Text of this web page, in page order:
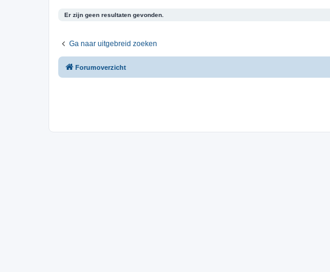
Er zijn geen resultaten gevonden.
Ga naar uitgebreid zoeken
Forumoverzicht